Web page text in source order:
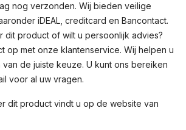
nog verzonden. Wij bieden veilige
iDEAL, creditcard en Bancontact.
dit product of wilt u persoonlijk advies?
op met onze klantenservice. Wij helpen u
de juiste keuze. U kunt ons bereiken
voor al uw vragen.
dit product vindt u op de website van